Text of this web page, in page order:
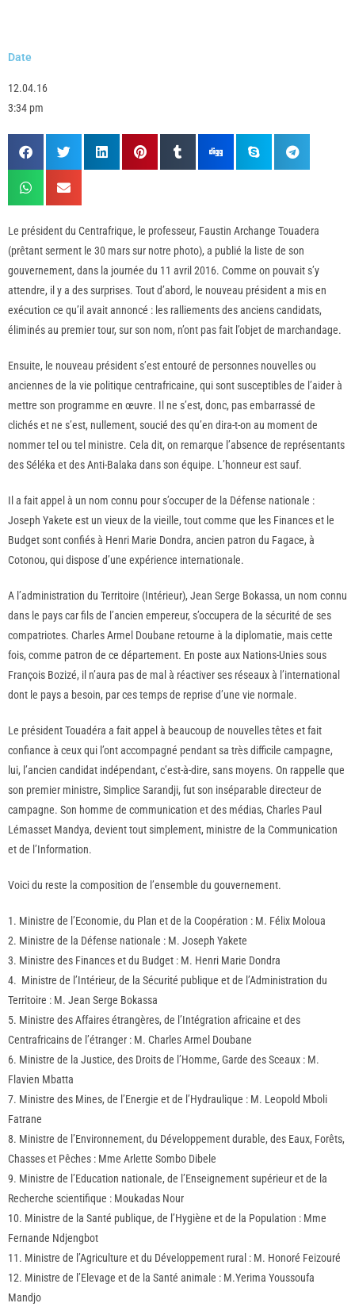
Date
12.04.16
3:34 pm
Le président du Centrafrique, le professeur, Faustin Archange Touadera
(prêtant serment le 30 mars sur notre photo), a publié la liste de son
gouvernement, dans la journée du 11 avril 2016. Comme on pouvait s’y
attendre, il y a des surprises. Tout d’abord, le nouveau président a mis en
exécution ce qu’il avait annoncé : les ralliements des anciens candidats,
éliminés au premier tour, sur son nom, n’ont pas fait l’objet de marchandage.
Ensuite, le nouveau président s’est entouré de personnes nouvelles ou
anciennes de la vie politique centrafricaine, qui sont susceptibles de l’aider à
mettre son programme en œuvre. Il ne s’est, donc, pas embarrassé de
clichés et ne s’est, nullement, soucié des qu’en dira-t-on au moment de
nommer tel ou tel ministre. Cela dit, on remarque l’absence de représentants
des Séléka et des Anti-Balaka dans son équipe. L’honneur est sauf.
Il a fait appel à un nom connu pour s’occuper de la Défense nationale :
Joseph Yakete est un vieux de la vieille, tout comme que les Finances et le
Budget sont confiés à Henri Marie Dondra, ancien patron du Fagace, à
Cotonou, qui dispose d’une expérience internationale.
A l’administration du Territoire (Intérieur), Jean Serge Bokassa, un nom connu
dans le pays car fils de l’ancien empereur, s’occupera de la sécurité de ses
compatriotes. Charles Armel Doubane retourne à la diplomatie, mais cette
fois, comme patron de ce département. En poste aux Nations-Unies sous
François Bozizé, il n’aura pas de mal à réactiver ses réseaux à l’international
dont le pays a besoin, par ces temps de reprise d’une vie normale.
Le président Touadéra a fait appel à beaucoup de nouvelles têtes et fait
confiance à ceux qui l’ont accompagné pendant sa très difficile campagne,
lui, l’ancien candidat indépendant, c’est-à-dire, sans moyens. On rappelle que
son premier ministre, Simplice Sarandji, fut son inséparable directeur de
campagne. Son homme de communication et des médias, Charles Paul
Lémasset Mandya, devient tout simplement, ministre de la Communication
et de l’Information.
Voici du reste la composition de l’ensemble du gouvernement.
1. Ministre de l’Economie, du Plan et de la Coopération : M. Félix Moloua
2. Ministre de la Défense nationale : M. Joseph Yakete
3. Ministre des Finances et du Budget : M. Henri Marie Dondra
4. Ministre de l’Intérieur, de la Sécurité publique et de l’Administration du
Territoire : M. Jean Serge Bokassa
5. Ministre des Affaires étrangères, de l’Intégration africaine et des
Centrafricains de l’étranger : M. Charles Armel Doubane
6. Ministre de la Justice, des Droits de l’Homme, Garde des Sceaux : M.
Flavien Mbatta
7. Ministre des Mines, de l’Energie et de l’Hydraulique : M. Leopold Mboli
Fatrane
8. Ministre de l’Environnement, du Développement durable, des Eaux, Forêts,
Chasses et Pêches : Mme Arlette Sombo Dibele
9. Ministre de l’Education nationale, de l’Enseignement supérieur et de la
Recherche scientifique : Moukadas Nour
10. Ministre de la Santé publique, de l’Hygiène et de la Population : Mme
Fernande Ndjengbot
11. Ministre de l’Agriculture et du Développement rural : M. Honoré Feizouré
12. Ministre de l’Elevage et de la Santé animale : M.Yerima Youssoufa
Mandjo